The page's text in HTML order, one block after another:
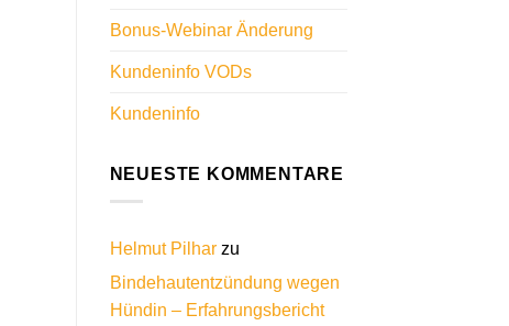
Bonus-Webinar Änderung
Kundeninfo VODs
Kundeninfo
NEUESTE KOMMENTARE
Helmut Pilharzu
Bindehautentzündung wegen
Hündin – Erfahrungsbericht